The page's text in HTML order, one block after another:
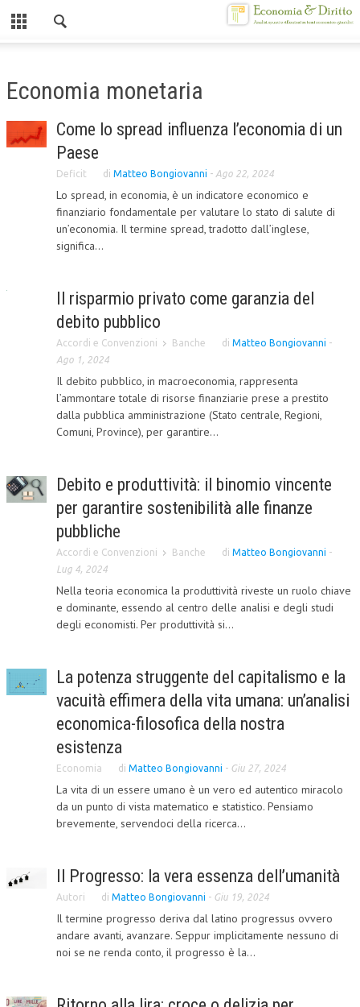
CHI SIAMO
MISSION
CENTRO STUDI
ATTO COSTITUTIVO E STATUTO
OBIETTIVI
DIREZIONE SCIENTIFICA
ALTA FORMAZIONE
CORSI CE.S.E.D.
ARCHIVIO CORSI 2015
LA RIVISTA
LA RIVISTA
COMITATO SCIENTIFICO
COMITATO EDITORIALE
REDAZIONE
CODICE ETICO
AUTORI
COLLABORA CON NOI
CORPORATE SOCIAL RESPONSIBILITY
INTERNAZIONALIZZAZIONE
HUMAN RESOURCES
RISORSE UMANE
MARKETING
Economia monetaria
Come lo spread influenza l’economia di un
Paese
Deficit di Matteo Bongiovanni - Ago 22, 2024
Lo spread, in economia, è un indicatore economico e
finanziario fondamentale per valutare lo stato di salute di
un’economia. Il termine spread, tradotto dall’inglese,
significa...
Il risparmio privato come garanzia del
debito pubblico
Accordi e Convenzioni Banche di Matteo Bongiovanni -
Ago 1, 2024
Il debito pubblico, in macroeconomia, rappresenta
l’ammontare totale di risorse finanziarie prese a prestito
dalla pubblica amministrazione (Stato centrale, Regioni,
Comuni, Province), per garantire...
Debito e produttività: il binomio vincente
per garantire sostenibilità alle finanze
pubbliche
Accordi e Convenzioni Banche di Matteo Bongiovanni -
Lug 4, 2024
Nella teoria economica la produttività riveste un ruolo chiave
e dominante, essendo al centro delle analisi e degli studi
degli economisti. Per produttività si...
La potenza struggente del capitalismo e la
vacuità effimera della vita umana: un’analisi
economica-filosofica della nostra
esistenza
Economia di Matteo Bongiovanni - Giu 27, 2024
La vita di un essere umano è un vero ed autentico miracolo
da un punto di vista matematico e statistico. Pensiamo
brevemente, servendoci della ricerca...
Il Progresso: la vera essenza dell’umanità
Autori di Matteo Bongiovanni - Giu 19, 2024
Il termine progresso deriva dal latino progressus ovvero
andare avanti, avanzare. Seppur implicitamente nessuno di
noi se ne renda conto, il progresso è la...